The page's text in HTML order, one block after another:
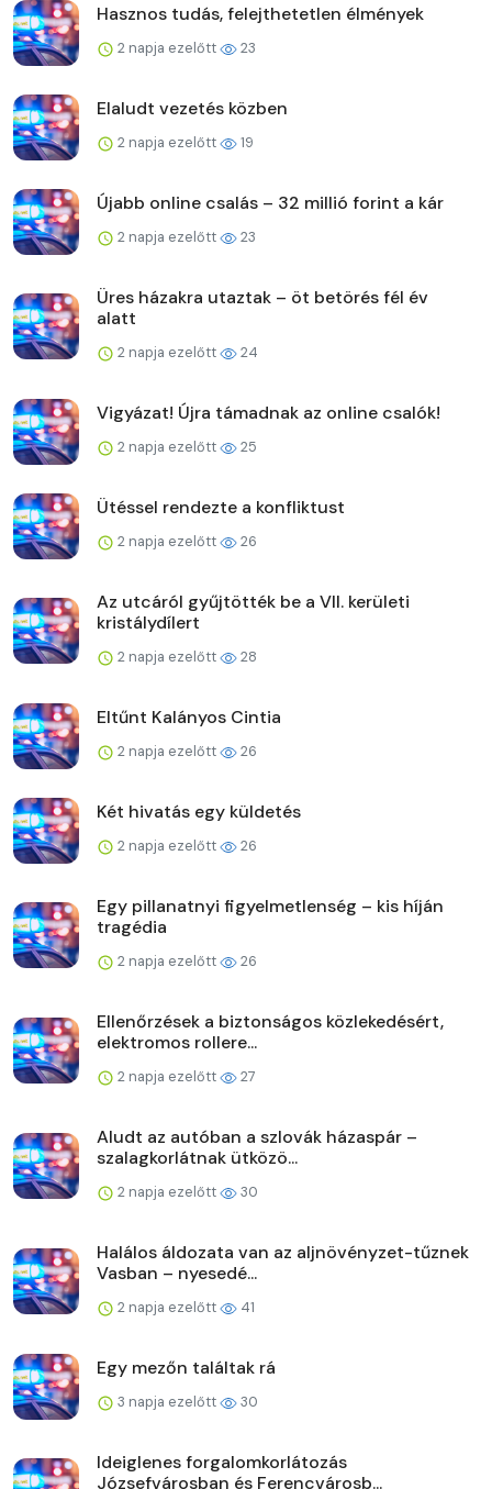
Hasznos tudás, felejthetetlen élmények
2 napja ezelőtt 23
Elaludt vezetés közben
2 napja ezelőtt 19
Újabb online csalás – 32 millió forint a kár
2 napja ezelőtt 23
Üres házakra utaztak – öt betörés fél év
alatt
2 napja ezelőtt 24
Vigyázat! Újra támadnak az online csalók!
2 napja ezelőtt 25
Ütéssel rendezte a konfliktust
2 napja ezelőtt 26
Az utcáról gyűjtötték be a VII. kerületi
kristálydílert
2 napja ezelőtt 28
Eltűnt Kalányos Cintia
2 napja ezelőtt 26
Két hivatás egy küldetés
2 napja ezelőtt 26
Egy pillanatnyi figyelmetlenség – kis híján
tragédia
2 napja ezelőtt 26
Ellenőrzések a biztonságos közlekedésért,
elektromos rollere...
2 napja ezelőtt 27
Aludt az autóban a szlovák házaspár –
szalagkorlátnak ütközö...
2 napja ezelőtt 30
Halálos áldozata van az aljnövényzet-tűznek
Vasban – nyesedé...
2 napja ezelőtt 41
Egy mezőn találtak rá
3 napja ezelőtt 30
Ideiglenes forgalomkorlátozás
Józsefvárosban és Ferencvárosb...